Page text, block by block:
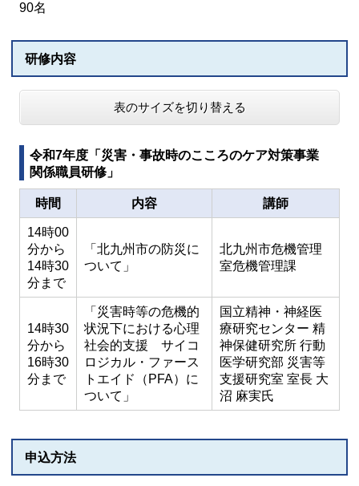
90名
研修内容
表のサイズを切り替える
令和7年度「災害・事故時のこころのケア対策事業
関係職員研修」
時間 内容 講師
14時00
分から
14時30
分まで
「北九州市の防災に
ついて」
北九州市危機管理
室危機管理課
14時30
分から
16時30
分まで
「災害時等の危機的
状況下における心理
社会的支援 サイコ
ロジカル・ファース
トエイド（PFA）に
ついて」
国立精神・神経医
療研究センター 精
神保健研究所 行動
医学研究部 災害等
支援研究室 室長 大
沼 麻実氏
申込方法